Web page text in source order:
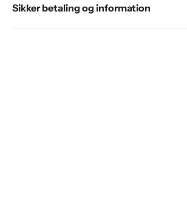
Sikker betaling og information